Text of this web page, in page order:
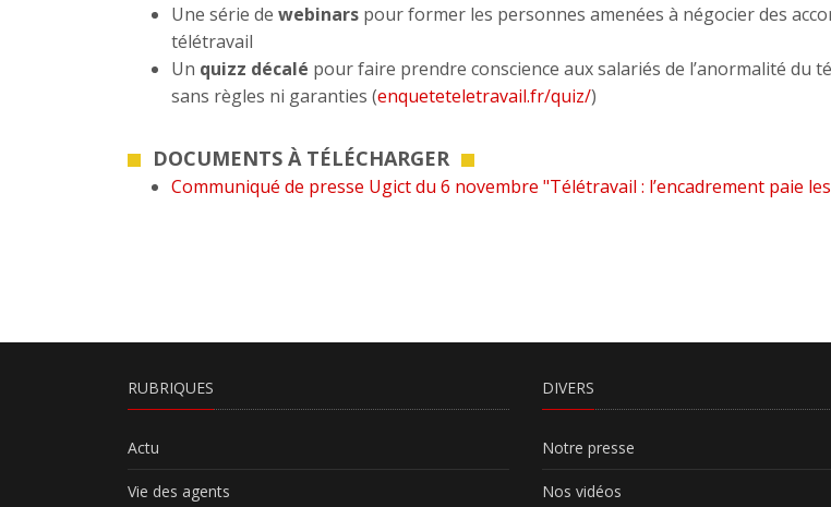
Une série de webinars pour former les personnes amenées à négocier des
télétravail
Un quizz décalé pour faire prendre conscience aux salariés de l’anormalité du
sans règles ni garanties (enqueteteletravail.fr/quiz/)
DOCUMENTS À TÉLÉCHARGER
Communiqué de presse Ugict du 6 novembre "Télétravail : l’encadrement paie
RUBRIQUES
Actu
Vie des agents
DIVERS
Notre presse
Nos vidéos